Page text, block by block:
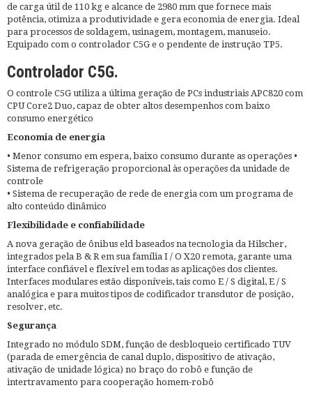
de carga útil de 110 kg e alcance de 2980 mm que fornece mais
potência, otimiza a produtividade e gera economia de energia. Ideal
para processos de soldagem, usinagem, montagem, manuseio.
Equipado com o controlador C5G e o pendente de instrução TP5.
Controlador C5G.
O controle C5G utiliza a última geração de PCs industriais APC820 com
CPU Core2 Duo, capaz de obter altos desempenhos com baixo
consumo energético
Economia de energia
• Menor consumo em espera, baixo consumo durante as operações •
Sistema de refrigeração proporcional às operações da unidade de
controle
• Sistema de recuperação de rede de energia com um programa de
alto conteúdo dinâmico
Flexibilidade e confiabilidade
A nova geração de ônibus eld baseados na tecnologia da Hilscher,
integrados pela B & R em sua família I / O X20 remota, garante uma
interface confiável e flexível em todas as aplicações dos clientes.
Interfaces modulares estão disponíveis, tais como E / S digital, E / S
analógica e para muitos tipos de codificador transdutor de posição,
resolver, etc.
Segurança
Integrado no módulo SDM, função de desbloqueio certificado TUV
(parada de emergência de canal duplo, dispositivo de ativação,
ativação de unidade lógica) no braço do robô e função de
intertravamento para cooperação homem-robô